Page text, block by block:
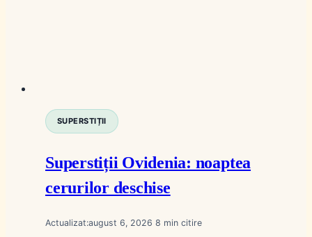
SUPERSTIȚII
Superstiții Ovidenia: noaptea
cerurilor deschise
Actualizat:august 6, 2026 8